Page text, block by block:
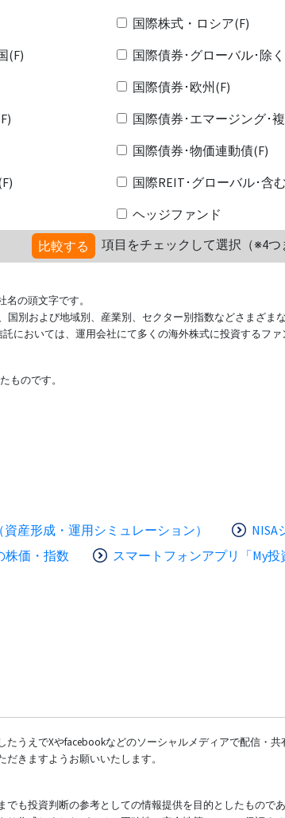
国際株式・ロシア(F)
(F)
国際債券･グローバル･除
国際債券･欧州(F)
国際債券･エマージング･
国際債券･物価連動債(F)
国際REIT･グローバル･含
ヘッジファンド
比較する
項目をチェックして選択（※4つ
の頭文字です。
別および地域別、産業別、セクター別指数などさまざま
においては、運用会社にて多くの海外株式に投資するフ
ものです。
産形成・運用シミュレーション）
NISA
株価・指数 スマートフォンアプリ「My投
うえでXやfacebookなどのソーシャルメディアで配信・
きますようお願いいたします。
も投資判断の参考としての情報提供を目的としたもので